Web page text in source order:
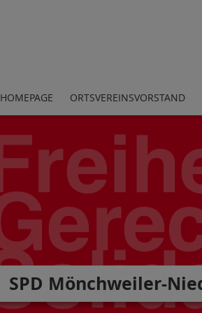
HOMEPAGE ORTSVEREINSVORSTAND
SPD Mönchweiler-